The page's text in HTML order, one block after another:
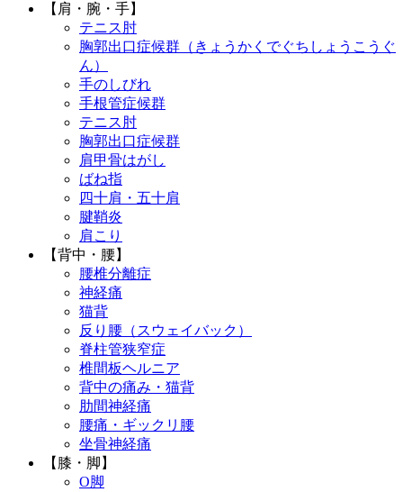
【肩・腕・手】
テニス肘
胸郭出口症候群（きょうかくでぐちしょうこうぐ
ん）
手のしびれ
手根管症候群
テニス肘
胸郭出口症候群
肩甲骨はがし
ばね指
四十肩・五十肩
腱鞘炎
肩こり
【背中・腰】
腰椎分離症
神経痛
猫背
反り腰（スウェイバック）
脊柱管狭窄症
椎間板ヘルニア
背中の痛み・猫背
肋間神経痛
腰痛・ギックリ腰
坐骨神経痛
【膝・脚】
O脚